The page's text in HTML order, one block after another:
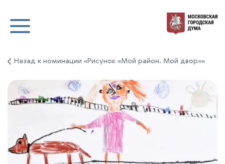
Назад к номинации «Рисунок «Мой район. Мой двор»»